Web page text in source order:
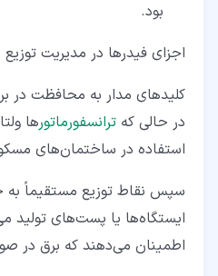
بود.
اجزای فیدرها در مدیریت
کلیدهای مدار به محافظت در
در حالی‌ که ترانسفورماتورها
استفاده در ساختمان‌های
سپس نقاط توزیع مستقیماً به
ایستگاه‌ها یا پست‌های تولید
اطمینان می‌دهند که برق در